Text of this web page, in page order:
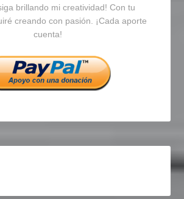
en
Twitter
en
Instagram
brillando mi creatividad! Con tu
creando con pasión. ¡Cada aporte
cuenta!